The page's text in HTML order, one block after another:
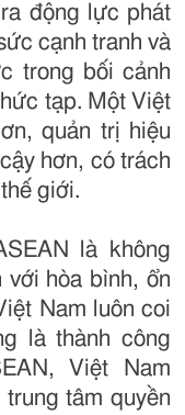
động lực phát
cạnh tranh và
trong bối cảnh
tạp. Một Việt
quản trị hiệu
hơn, có trách
giới.
là không
hòa bình, ổn
Nam luôn coi
là thành công
Việt Nam
tâm quyền